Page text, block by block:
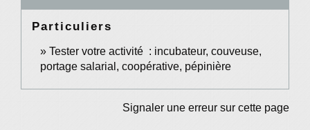
Particuliers
Tester votre activité : incubateur, couveuse,
portage salarial, coopérative, pépinière
Signaler une erreur sur cette page